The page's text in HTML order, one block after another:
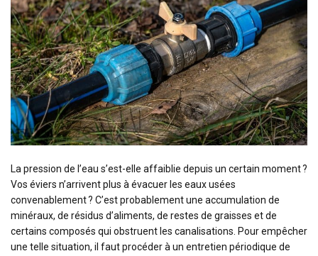
La pression de l’eau s’est-elle affaiblie depuis un certain moment ?
Vos éviers n’arrivent plus à évacuer les eaux usées
convenablement ? C’est probablement une accumulation de
minéraux, de résidus d’aliments, de restes de graisses et de
certains composés qui obstruent les canalisations. Pour empêcher
une telle situation, il faut procéder à un entretien périodique de